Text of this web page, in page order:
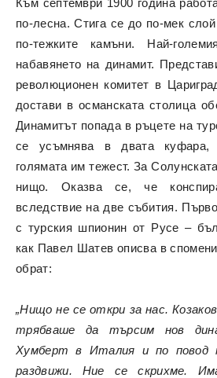
Към септември 1900 година
по-лесна. Стига се до по-мек
по-тежките камъни. Най-
набавянето на динамит.
революционен комитет в
достави в османската столица
Динамитът попада в ръцете на
се усъмнява в двата куфара,
голямата им тежест. За
нищо. Оказва се, че
вследствие на две събития.
с турския шпионин от Русе –
как Павел Шатев описва в
обрат:
„Нищо не се откри за нас.
трябваше да търсим нов
Хумберт в Италия и по повод
раздвижи. Ние се скрихме.